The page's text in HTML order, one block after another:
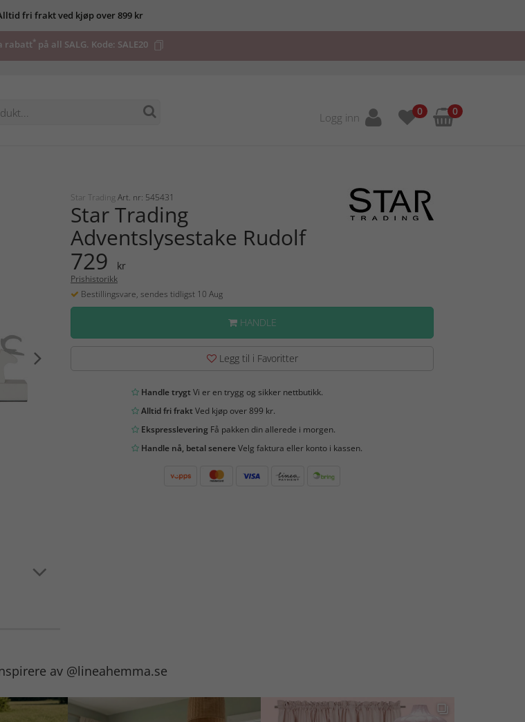
fri frakt ved kjøp over 899 kr
rabatt* på all SALG. Kode: SALE20
Logg inn 0 0
Star Trading Art. nr: 545431
Star Trading
Adventslysestake Rudolf
729 kr
Prishistorikk
Bestillingsvare, sendes tidligst 10 Aug
HANDLE
Legg til i Favoritter
Handle trygtVi er en trygg og sikker nettbutikk.
Alltid fri fraktVed kjøp over 899 kr.
EkspressleveringFå pakken din allerede i morgen.
Handle nå, betal senereVelg faktura eller konto i kassen.
av @lineahemma.se